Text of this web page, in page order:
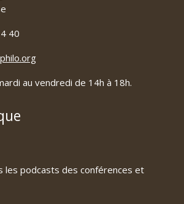
40
au vendredi de 14h à 18h.
les podcasts des conférences et